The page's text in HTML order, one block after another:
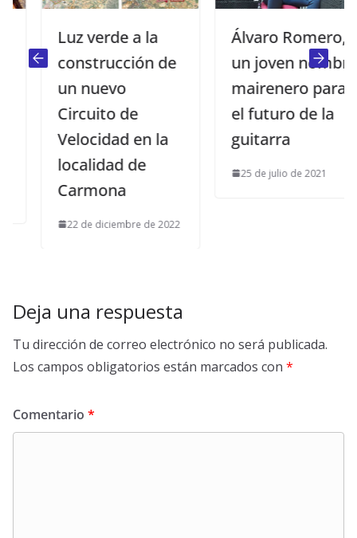
Luz verde a la
construcción de
un nuevo
Circuito de
Velocidad en la
localidad de
Carmona
22 de diciembre de 2022
Álvaro Romero,
un joven nombre
mairenero para
el futuro de la
guitarra
25 de julio de 2021
Deja una respuesta
Tu dirección de correo electrónico no será publicada.
Los campos obligatorios están marcados con *
Comentario *